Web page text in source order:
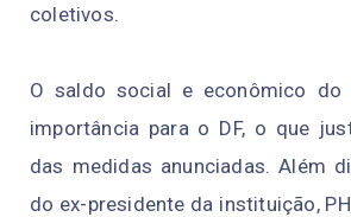
coletivos.
O saldo social e econômico do
importância para o DF, o que jus
das medidas anunciadas. Além d
do ex-presidente da instituição,